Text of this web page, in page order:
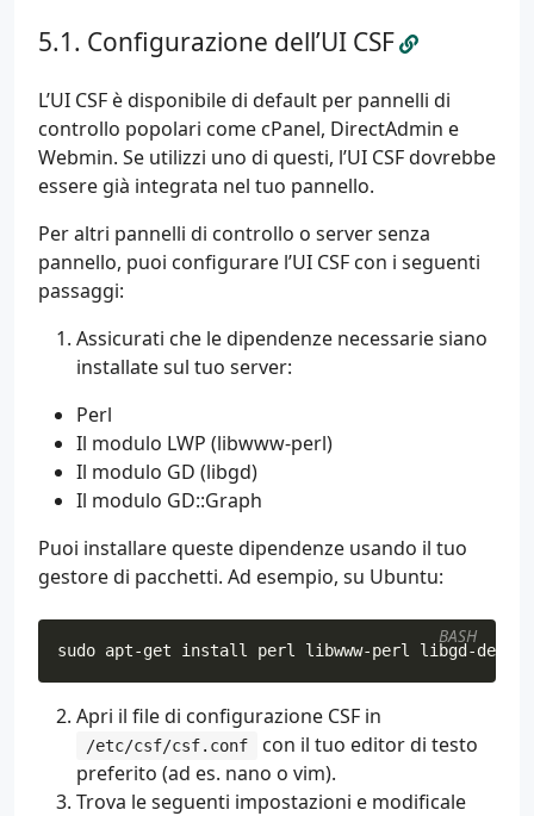
Configurazione dell’UI CSF
L’UI CSF è disponibile di default per pannelli di
controllo popolari come cPanel, DirectAdmin e
Webmin. Se utilizzi uno di questi, l’UI CSF dovrebbe
essere già integrata nel tuo pannello.
Per altri pannelli di controllo o server senza
pannello, puoi configurare l’UI CSF con i seguenti
passaggi:
Assicurati che le dipendenze necessarie siano
installate sul tuo server:
Perl
Il modulo LWP (libwww-perl)
Il modulo GD (libgd)
Il modulo GD::Graph
Puoi installare queste dipendenze usando il tuo
gestore di pacchetti. Ad esempio, su Ubuntu:
sudo apt-get install perl libwww-perl libgd-dev
BASH
Apri il file di configurazione CSF in
/etc/csf/csf.conf
con il tuo editor di testo
preferito (ad es. nano o vim).
Trova le seguenti impostazioni e modificale